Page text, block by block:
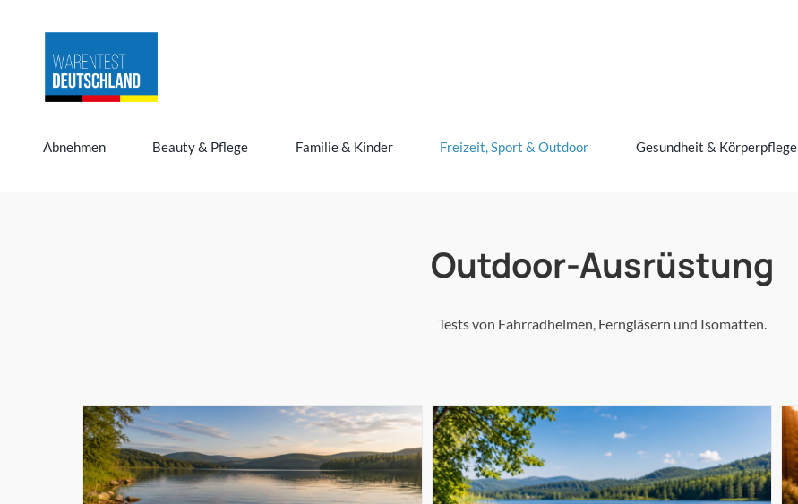
Abnehmen Beauty & Pflege Familie & Kinder Freizeit, Sport & Outdoor Gesundheit & Körperpflege
Outdoor-Ausrüstung
Tests von Fahrradhelmen, Ferngläsern und Isomatten.